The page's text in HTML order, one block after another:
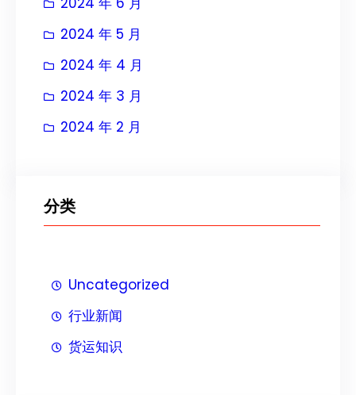
2024 年 5 月
2024 年 4 月
2024 年 3 月
2024 年 2 月
分类
Uncategorized
行业新闻
货运知识